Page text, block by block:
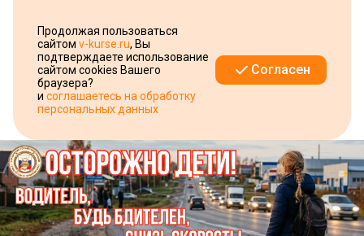
Продолжая пользоваться
сайтом v-kurse.ru, Вы
подтверждаете использование
сайтом cookies Вашего
браузера?
и соглашаетесь на обработку
персональных данных
Согласен